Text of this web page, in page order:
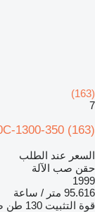
(163)
7
1300-350 (163)
السعر عند الطلب
حقن صب الآلة
1999
95.616 متر / ساعة
قوة التثبيت 130 طن